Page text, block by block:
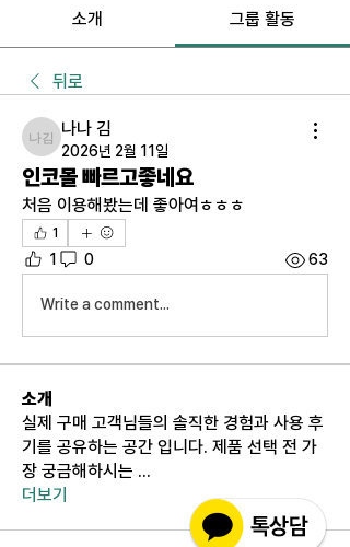
소개 그룹 활동
뒤로
나나 김
나나 김
2026년 2월 11일
인코몰 빠르고좋네요
처음 이용해봤는데 좋아여ㅎㅎㅎ
1
1 0 63
Write a comment...
소개
실제 구매 고객님들의 솔직한 경험과 사용 후
기를 공유하는 공간 입니다. 제품 선택 전 가
장 궁금해하시는 ...
더보기